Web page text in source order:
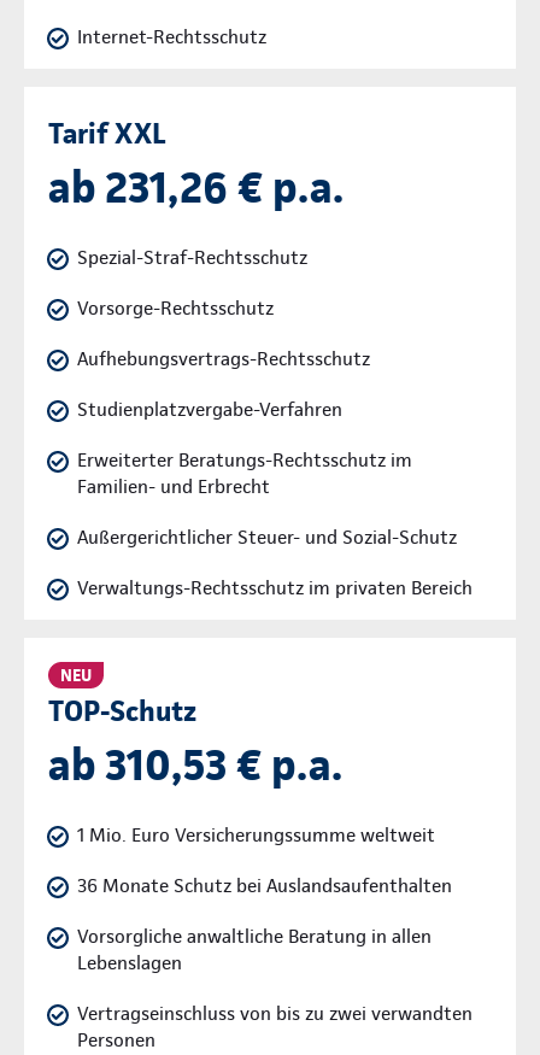
Internet-Rechtsschutz
Tarif XXL
ab 231,26 € p.a.
Spezial-Straf-Rechtsschutz
Vorsorge-Rechtsschutz
Aufhebungsvertrags-Rechtsschutz
Studienplatzvergabe-Verfahren
Erweiterter Beratungs-Rechtsschutz im
Familien- und Erbrecht
Außergerichtlicher Steuer- und Sozial-Schutz
Verwaltungs-Rechtsschutz im privaten Bereich
NEU
TOP-Schutz
ab 310,53 € p.a.
1 Mio. Euro Versicherungssumme weltweit
36 Monate Schutz bei Auslandsaufenthalten
Vorsorgliche anwaltliche Beratung in allen
Lebenslagen
Vertragseinschluss von bis zu zwei verwandten
Personen